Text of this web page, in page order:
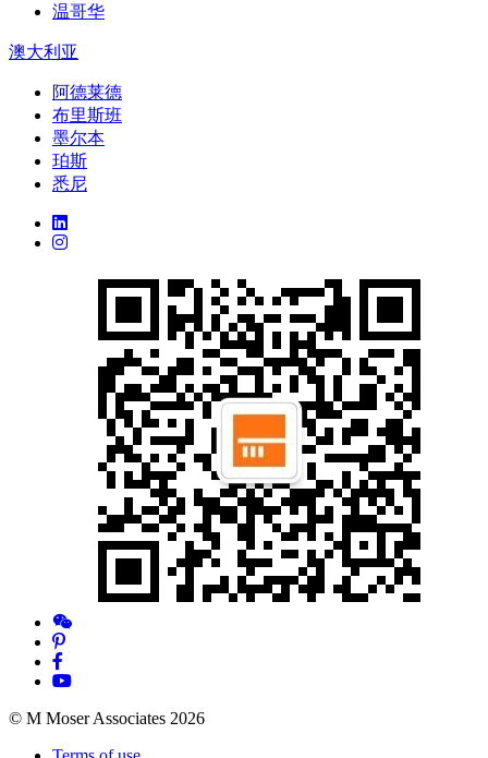
温哥华
澳大利亚
阿德莱德
布里斯班
墨尔本
珀斯
悉尼
© M Moser Associates 2026